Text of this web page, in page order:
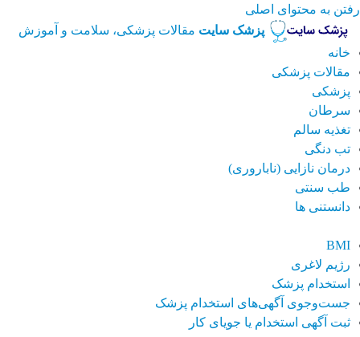
رفتن به محتوای اصلی
پزشک سایت مقالات پزشکی، سلامت و آموزش
خانه
مقالات پزشکی
پزشکی
سرطان
تغذیه سالم
تب دنگی
درمان نازایی (ناباروری)
طب سنتی
دانستنی ها
BMI
رژیم لاغری
استخدام پزشک
جست‌وجوی آگهی‌های استخدام پزشک
ثبت آگهی استخدام یا جویای کار